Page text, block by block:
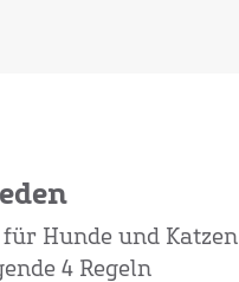
Hunde und Katzen
4 Regeln